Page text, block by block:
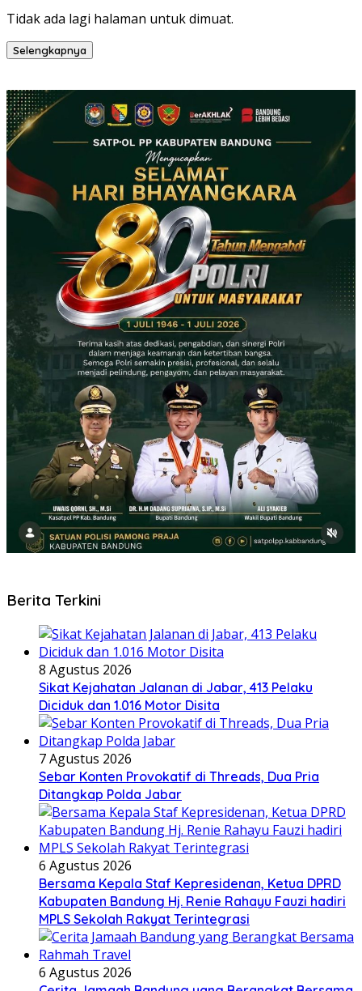
Tidak ada lagi halaman untuk dimuat.
Selengkapnya
Berita Terkini
8 Agustus 2026
Sikat Kejahatan Jalanan di Jabar, 413 Pelaku
Diciduk dan 1.016 Motor Disita
7 Agustus 2026
Sebar Konten Provokatif di Threads, Dua Pria
Ditangkap Polda Jabar
6 Agustus 2026
Bersama Kepala Staf Kepresidenan, Ketua DPRD
Kabupaten Bandung Hj. Renie Rahayu Fauzi hadiri
MPLS Sekolah Rakyat Terintegrasi
6 Agustus 2026